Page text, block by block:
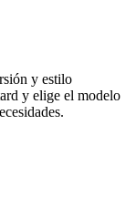
y estilo
y elige el modelo